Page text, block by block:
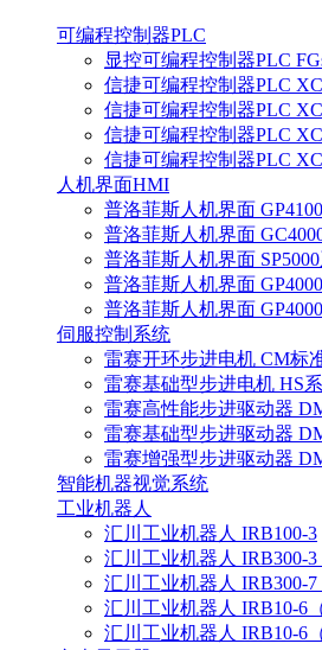
可编程控制器PLC
显控可编程控制器PLC
信捷可编程控制器PLC
信捷可编程控制器PLC
信捷可编程控制器PLC
信捷可编程控制器PLC
人机界面HMI
普洛菲斯人机界面
普洛菲斯人机界面
普洛菲斯人机界面 SP5000
普洛菲斯人机界面
普洛菲斯人机界面
伺服控制系统
雷赛开环步进电机 CM标
雷赛基础型步进电机 HS
雷赛高性能步进驱动器
雷赛基础型步进驱动器
雷赛增强型步进驱动器
智能机器视觉系统
工业机器人
汇川工业机器人 IRB100-3
汇川工业机器人 IRB300-3
汇川工业机器人 IRB300-7
汇川工业机器人 IRB10-6
汇川工业机器人 IRB10-6